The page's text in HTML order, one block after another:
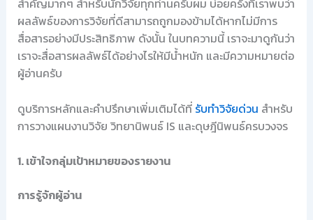
สำคัญมากๆ สำหรับนักวิจัยทุกท่านครับผม บ่อยครั้งที่เราพบว่า
ผลลัพธ์ของการวิจัยที่ดีสามารถถูกมองข้ามได้หากไม่มีการ
สื่อสารอย่างมีประสิทธิภาพ ดังนั้น ในบทความนี้ เราจะมาดูกันว่า
เราจะสื่อสารผลลัพธ์ได้อย่างไรให้มีน้ำหนัก และมีความหมายต่อ
ผู้อ่านครับ
ดูบริการหลักและคำปรึกษาเพิ่มเติมได้ที่ รับทำวิจัยด่วน สำหรับ
การวางแผนงานวิจัย วิทยานิพนธ์ IS และดุษฎีนิพนธ์ครบวงจร
1. เข้าใจกลุ่มเป้าหมายของรายงาน
การรู้จักผู้อ่าน